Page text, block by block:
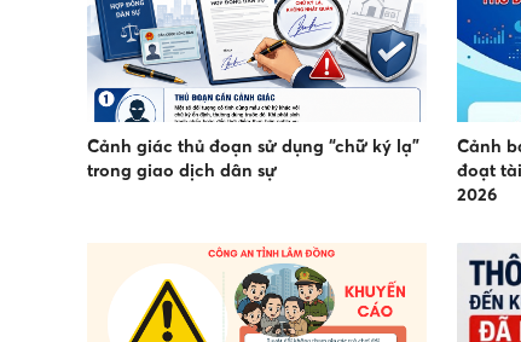
Cảnh giác thủ đoạn sử dụng “chữ ký lạ”
trong giao dịch dân sự
Cảnh
đoạt
2026